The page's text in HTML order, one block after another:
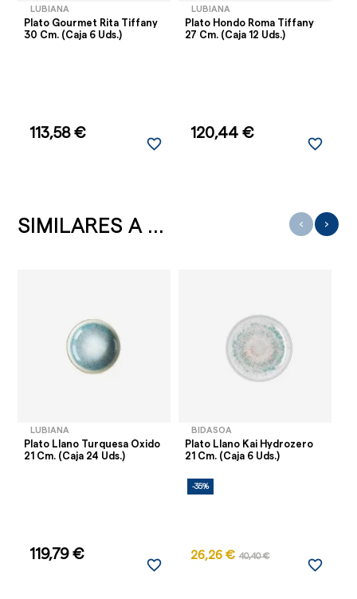
LUBIANA
Plato Gourmet Rita Tiffany
30 Cm. (Caja 6 Uds.)
113,58 €
favorite_border
LUBIANA
Plato Hondo Roma Tiffany
27 Cm. (Caja 12 Uds.)
120,44 €
favorite_border
SIMILARES A ...
LUBIANA
Plato Llano Turquesa Óxido
21 Cm. (Caja 24 Uds.)
119,79 €
favorite_border
BIDASOA
Plato Llano Kai Hydrozero
21 Cm. (Caja 6 Uds.)
-35%
26,26 € 40,40 €
favorite_border
‹ ›